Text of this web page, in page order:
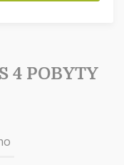
4 POBYTY